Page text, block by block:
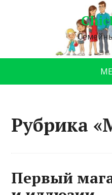
Рубрика
Первый